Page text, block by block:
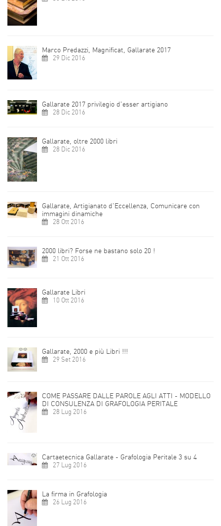
Marco Predazzi, Magnificat, Gallarate 2017
29 Dic 2016
Gallarate 2017 privilegio d'esser artigiano
28 Dic 2016
Gallarate, oltre 2000 libri
28 Dic 2016
Gallarate, Artigianato d'Eccellenza, Comunicare con
immagini dinamiche
28 Ott 2016
2000 libri? Forse ne bastano solo 20 !
21 Ott 2016
Gallarate Libri
10 Ott 2016
Gallarate, 2000 e più Libri !!!
29 Set 2016
COME PASSARE DALLE PAROLE AGLI ATTI - MODELLO
DI CONSULENZA DI GRAFOLOGIA PERITALE
28 Lug 2016
Cartaetecnica Gallarate - Grafologia Peritale 3 su 4
27 Lug 2016
La firma in Grafologia
26 Lug 2016